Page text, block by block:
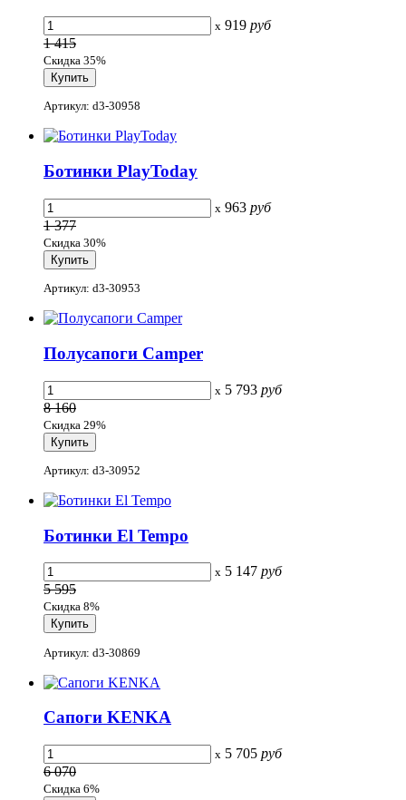
x 919 руб
1 415
Скидка 35%
Артикул: d3-30958
Ботинки PlayToday
x 963 руб
1 377
Скидка 30%
Артикул: d3-30953
Полусапоги Camper
x 5 793 руб
8 160
Скидка 29%
Артикул: d3-30952
Ботинки El Tempo
x 5 147 руб
5 595
Скидка 8%
Артикул: d3-30869
Сапоги KENKA
x 5 705 руб
6 070
Скидка 6%